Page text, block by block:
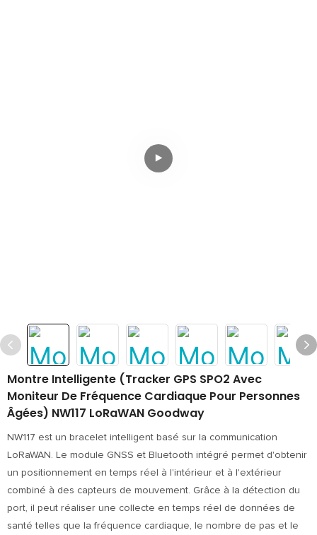
Montre Intelligente (Tracker GPS SPO2 Avec
Moniteur De Fréquence Cardiaque Pour Personnes
Âgées) NW117 LoRaWAN Goodway
NW117 est un bracelet intelligent basé sur la communication
LoRaWAN. Le module GNSS et Bluetooth intégré permet d'obtenir
un positionnement en temps réel à l'intérieur et à l'extérieur
combiné à des capteurs de mouvement. Grâce à la détection du
port, il peut réaliser une collecte en temps réel de données de
santé telles que la fréquence cardiaque, le nombre de pas et le